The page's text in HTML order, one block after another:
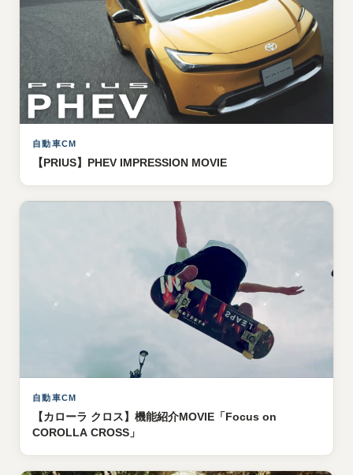
自動車CM
【PRIUS】PHEV IMPRESSION MOVIE
自動車CM
【カローラ クロス】機能紹介MOVIE「Focus on
COROLLA CROSS」